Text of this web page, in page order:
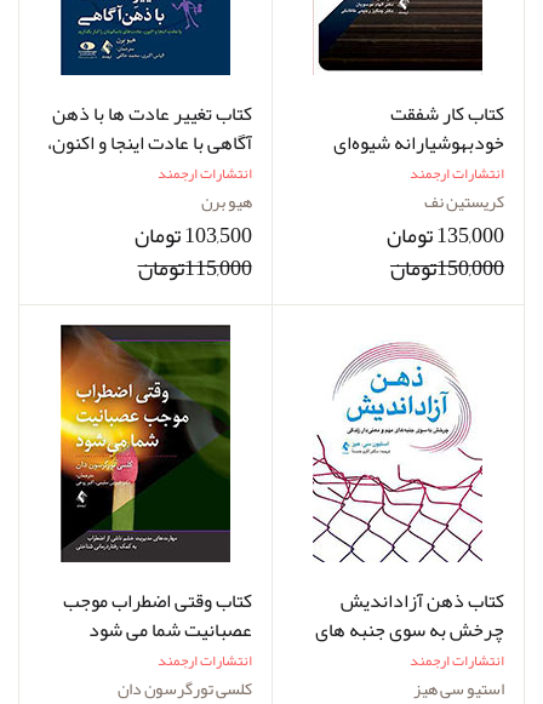
کتاب کار شفقت
خودبهوشیارانه شیوه‌ای
اثبات شده برای پذیرش
خود، ایجاد قدرت درونی و
شکوفایی
انتشارات ارجمند
کریستین نف
135,000 تومان
150,000تومان
کتاب تغییر عادت‌ ها با ذهن
‌آگاهی با عادت اینجا و اکنون،
عادت‌های ناسالم‌تان را کنار
بگذارید
انتشارات ارجمند
هیو برن
103,500 تومان
115,000تومان
کتاب ذهن آزاداندیش
چرخش به سوی جنبه های
مهم و معنی دار زندگی
انتشارات ارجمند
استیو سی هیز
کتاب وقتی اضطراب موجب
عصبانیت شما می شود
انتشارات ارجمند
کلسی تورگرسون دان